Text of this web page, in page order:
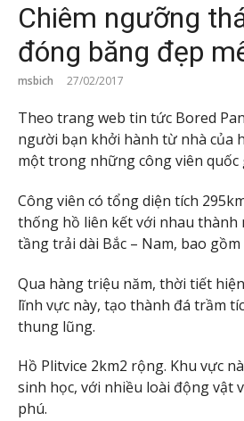
Chiêm ngưỡng
đóng băng đẹp
msbich 27/02/2017
Theo trang web tin tức Bored
người bạn khởi hành từ nhà của
một trong những công viên quốc
Công viên có tổng diện tích
thống hồ liên kết với nhau thành
tầng trải dài Bắc – Nam, bao gồm
Qua hàng triệu năm, thời tiết
lĩnh vực này, tạo thành đá trầm
thung lũng.
Hồ Plitvice 2km2 rộng. Khu vực
sinh học, với nhiều loài động vật
phú.